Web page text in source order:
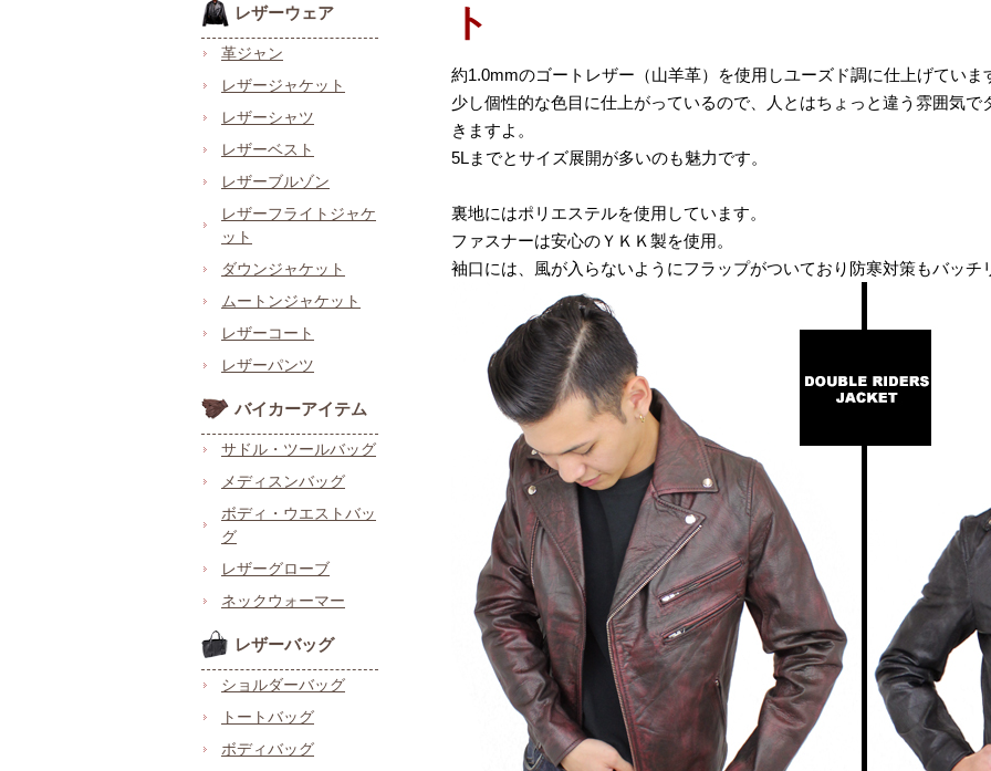
レザーウェア
革ジャン
レザージャケット
レザーシャツ
レザーベスト
レザーブルゾン
レザーフライトジャケ
ット
ダウンジャケット
ムートンジャケット
レザーコート
レザーパンツ
バイカーアイテム
サドル・ツールバッグ
メディスンバッグ
ボディ・ウエストバッ
グ
レザーグローブ
ネックウォーマー
レザーバッグ
ショルダーバッグ
トートバッグ
ボディバッグ
ト
約1.0mmのゴートレザー（山羊革）を使用しユーズド調に仕上げていま
少し個性的な色目に仕上がっているので、人とはちょっと違う雰囲気
きますよ。
5Lまでとサイズ展開が多いのも魅力です。
裏地にはポリエステルを使用しています。
ファスナーは安心のＹＫＫ製を使用。
袖口には、風が入らないようにフラップがついており防寒対策もバッチ